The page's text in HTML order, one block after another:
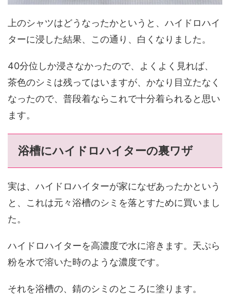
上のシャツはどうなったかというと、ハイドロハイ
ターに浸した結果、この通り、白くなりました。
40分位しか浸さなかったので、よくよく見れば、
茶色のシミは残ってはいますが、かなり目立たなく
なったので、普段着ならこれで十分着られると思い
ます。
浴槽にハイドロハイターの裏ワザ
実は、ハイドロハイターが家になぜあったかという
と、これは元々浴槽のシミを落とすために買いまし
た。
ハイドロハイターを高濃度で水に溶きます。天ぷら
粉を水で溶いた時のような濃度です。
それを浴槽の、錆のシミのところに塗ります。